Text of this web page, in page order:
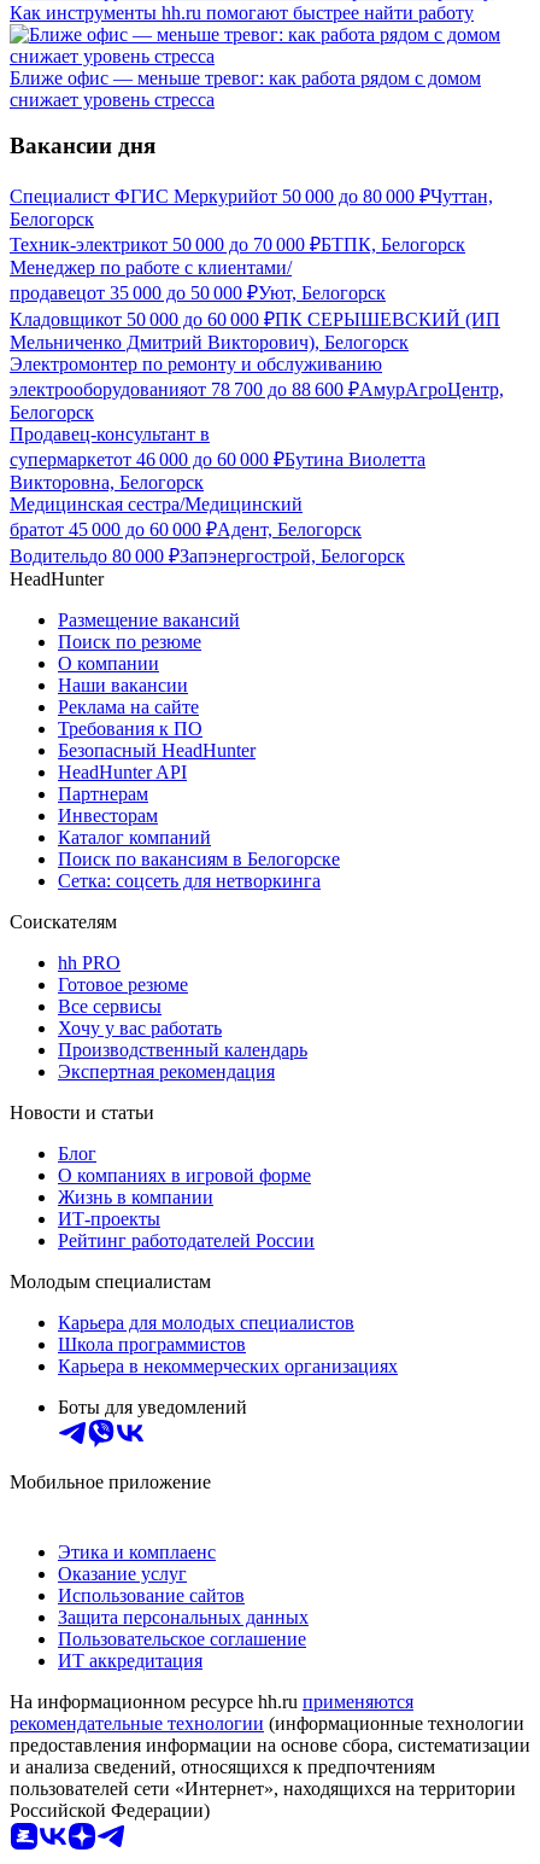
Как инструменты hh.ru помогают быстрее найти работу
Ближе офис — меньше тревог: как работа рядом с домом
снижает уровень стресса
Вакансии дня
Специалист ФГИС Меркурийот 50 000 до 80 000 ₽Чуттан,
Белогорск
Техник-электрикот 50 000 до 70 000 ₽БТПК, Белогорск
Менеджер по работе с клиентами/
продавецот 35 000 до 50 000 ₽Уют, Белогорск
Кладовщикот 50 000 до 60 000 ₽ПК СЕРЫШЕВСКИЙ (ИП
Мельниченко Дмитрий Викторович), Белогорск
Электромонтер по ремонту и обслуживанию
электрооборудованияот 78 700 до 88 600 ₽АмурАгроЦентр,
Белогорск
Продавец-консультант в
супермаркетот 46 000 до 60 000 ₽Бутина Виолетта
Викторовна, Белогорск
Медицинская сестра/Медицинский
братот 45 000 до 60 000 ₽Адент, Белогорск
Водительдо 80 000 ₽Запэнергострой, Белогорск
HeadHunter
Размещение вакансий
Поиск по резюме
О компании
Наши вакансии
Реклама на сайте
Требования к ПО
Безопасный HeadHunter
HeadHunter API
Партнерам
Инвесторам
Каталог компаний
Поиск по вакансиям в Белогорске
Сетка: соцсеть для нетворкинга
Соискателям
hh PRO
Готовое резюме
Все сервисы
Хочу у вас работать
Производственный календарь
Экспертная рекомендация
Новости и статьи
Блог
О компаниях в игровой форме
Жизнь в компании
ИТ-проекты
Рейтинг работодателей России
Молодым специалистам
Карьера для молодых специалистов
Школа программистов
Карьера в некоммерческих организациях
Боты для уведомлений
Мобильное приложение
Этика и комплаенс
Оказание услуг
Использование сайтов
Защита персональных данных
Пользовательское соглашение
ИТ аккредитация
На информационном ресурсе hh.ru применяются
рекомендательные технологии (информационные технологии
предоставления информации на основе сбора, систематизации
и анализа сведений, относящихся к предпочтениям
пользователей сети «Интернет», находящихся на территории
Российской Федерации)